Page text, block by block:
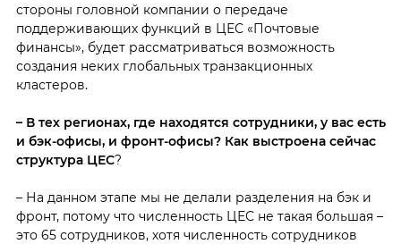
стороны головной компании о передаче
поддерживающих функций в ЦЕС «Почтовые
финансы», будет рассматриваться возможность
создания неких глобальных транзакционных
кластеров.
– В тех регионах, где находятся сотрудники, у вас есть
и бэк-офисы, и фронт-офисы? Как выстроена сейчас
структура ЦЕС?
– На данном этапе мы не делали разделения на бэк и
фронт, потому что численность ЦЕС не такая большая –
это 65 сотрудников, хотя численность сотрудников